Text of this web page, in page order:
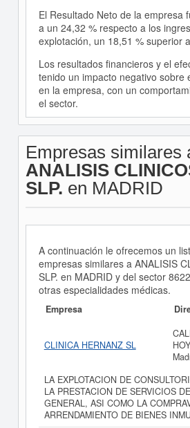
El Resultado Neto de la empresa
a un 24,32 % respecto a los
explotación, un 18,51 % superior
Los resultados financieros y el
tenido un impacto negativo sobre
en la empresa, con un
el sector.
Empresas similares
ANALISIS
SLP. en MADRID
A continuación le ofrecemos un
empresas similares a ANALISIS
SLP. en MADRID y del sector
otras especialidades médicas.
Empresa
CLINICA HERNANZ SL
LA EXPLOTACION DE
LA PRESTACION DE SERVICIOS
GENERAL, ASI COMO LA
ARRENDAMIENTO DE BIENES